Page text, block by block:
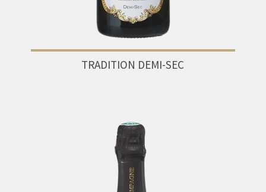
TRADITION DEMI-SEC